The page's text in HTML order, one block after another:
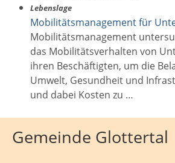
Lebenslage
Mobilitätsmanagement für
Mobilitätsmanagement
das Mobilitätsverhalten von
ihren Beschäftigten, um die
Umwelt, Gesundheit und
und dabei Kosten zu …
Gemeinde Glottertal